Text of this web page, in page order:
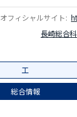
オフィシャルサイト:
長崎総合
工
総合情報